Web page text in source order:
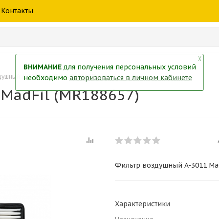
Контакты
A-3011 MadFil (MR188657)
(MR188657)
Фильтр воздушный A-3011
Характеристики
╳
ВНИМАНИЕдля получения персональных условий
необходимо авторизоваться в личном кабинете